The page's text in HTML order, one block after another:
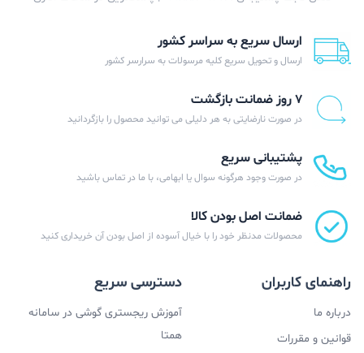
ارسال سریع به سراسر کشور
ارسال و تحویل سریع کلیه مرسولات به سرارسر کشور
۷ روز ضمانت بازگشت
در صورت نارضایتی به هر دلیلی می توانید محصول را بازگردانید
پشتیبانی سریع
در صورت وجود هرگونه سوال یا ابهامی، با ما در تماس باشید
ضمانت اصل بودن کالا
محصولات مدنظر خود را با خیال آسوده از اصل بودن آن خریداری کنید
راهنمای کاربران
درباره ما
قوانین و مقررات
دسترسی سریع
آموزش ریجستری گوشی در سامانه
همتا